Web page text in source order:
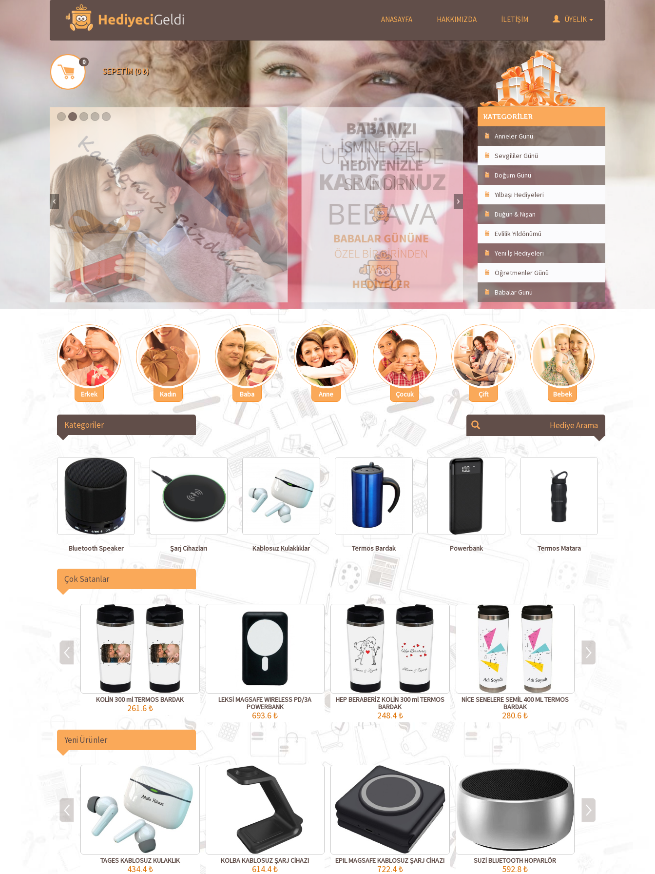
ANASAYFA HAKKIMIZDA İLETİŞİM ÜYELİK
0
SEPETİM (0 ₺)
KATEGORİLER
Anneler Günü
Sevgililer Günü
Doğum Günü
Yılbaşı Hediyeleri
Düğün & Nişan
Evlilik Yıldönümü
Yeni İş Hediyeleri
Öğretmenler Günü
Babalar Günü
Erkek Kadın Baba Anne Çocuk Çift Bebek
Kategoriler
Bluetooth Speaker Şarj Cihazları Kablosuz Kulaklıklar Termos Bardak Powerbank Termos Matara
Çok Satanlar
KOLİN 300 ml TERMOS BARDAK
261.6 ₺
LEKSİ MAGSAFE WIRELESS PD/3A
POWERBANK
693.6 ₺
HEP BERABERİZ KOLİN 300 ml TERMOS
BARDAK
248.4 ₺
NİCE SENELERE SEMİL 400 ML TERMOS
BARDAK
280.6 ₺
Yeni Ürünler
TAGES KABLOSUZ KULAKLIK
434.4 ₺
KOLBA KABLOSUZ ŞARJ CİHAZI
614.4 ₺
EPIL MAGSAFE KABLOSUZ ŞARJ CİHAZI
722.4 ₺
SUZİ BLUETOOTH HOPARLÖR
592.8 ₺